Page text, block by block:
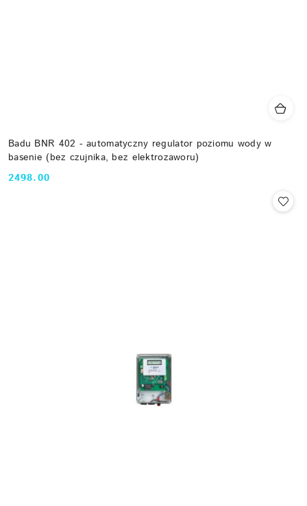
Badu BNR 402 - automatyczny regulator poziomu wody w
basenie (bez czujnika, bez elektrozaworu)
Cena:
2498.00